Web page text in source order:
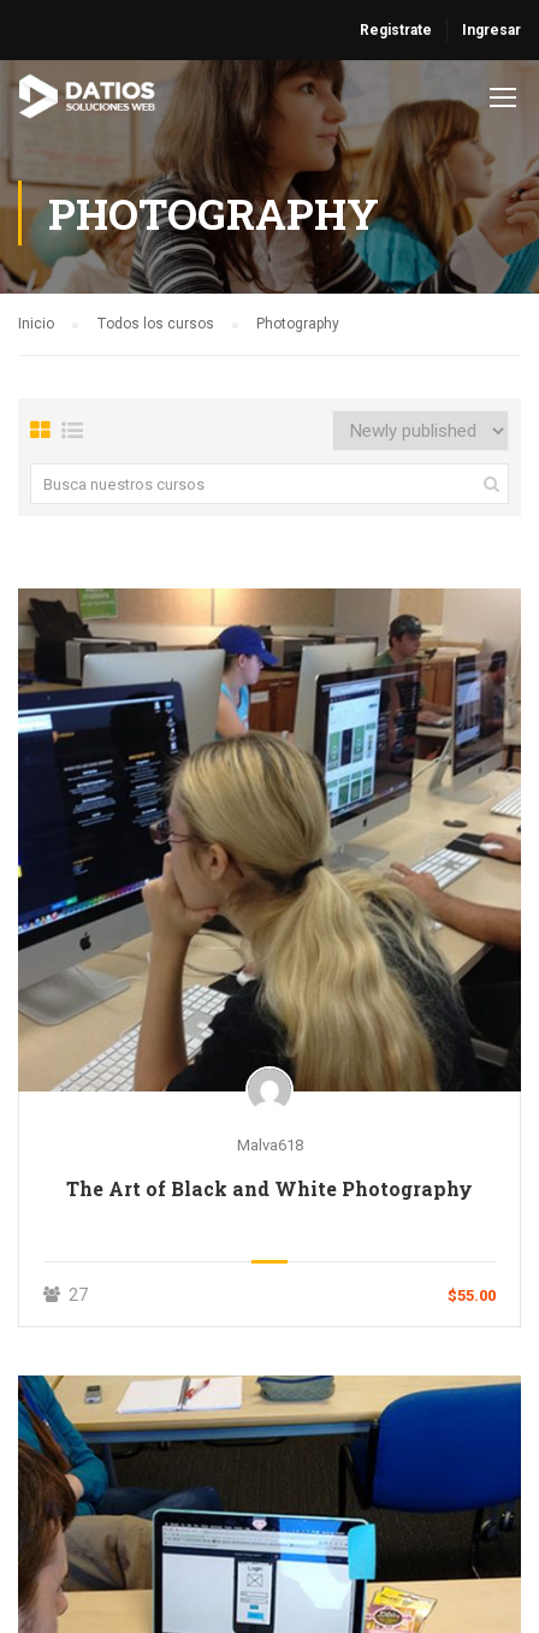
Registrate Ingresar
PHOTOGRAPHY
Inicio Todos los cursos Photography
Malva618
The Art of Black and White Photography
27 $55.00